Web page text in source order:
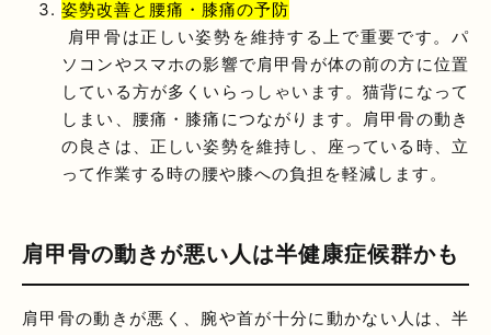
姿勢改善と腰痛・膝痛の予防
肩甲骨は正しい姿勢を維持する上で重要です。パ
ソコンやスマホの影響で肩甲骨が体の前の方に位置
している方が多くいらっしゃいます。猫背になって
しまい、腰痛・膝痛につながります。肩甲骨の動き
の良さは、正しい姿勢を維持し、座っている時、立
って作業する時の腰や膝への負担を軽減します。
肩甲骨の動きが悪い人は半健康症候群かも
肩甲骨の動きが悪く、腕や首が十分に動かない人は、半